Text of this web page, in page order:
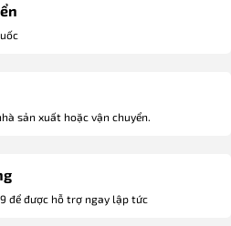
sản xuất hoặc vận chuyển.
để được hỗ trợ ngay lập tức